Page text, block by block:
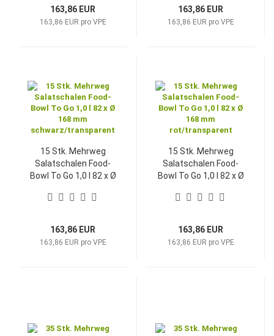
163,86 EUR
163,86 EUR pro VPE
163,86 EUR
163,86 EUR pro VPE
15 Stk. Mehrweg
Salatschalen Food-
Bowl To Go 1,0 l 82 x Ø
schwarz/transparent
163,86 EUR
163,86 EUR pro VPE
15 Stk. Mehrweg
Salatschalen Food-
Bowl To Go 1,0 l 82 x Ø
rot/transparent
163,86 EUR
163,86 EUR pro VPE